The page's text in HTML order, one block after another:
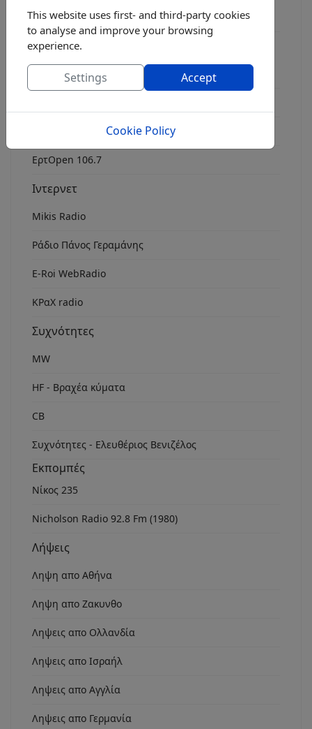
Radio Asyrmatos 1134 khz
FM stereo
Ράδιο fm7
ΕρτOpen 106.7
Ιντερνετ
Mikis Radio
Ράδιο Πάνος Γεραμάνης
Ε-Roi WebRadio
ΚΡαΧ radio
Συχνότητες
MW
HF - Βραχέα κύματα
CB
Συχνότητες - Ελευθέριος Βενιζέλος
Εκπομπές
Νίκος 235
Nicholson Radio 92.8 Fm (1980)
Λήψεις
Ληψη απο Αθήνα
Ληψη απο Ζακυνθο
Ληψεις απο Ολλανδία
Ληψεις απο Ισραήλ
Ληψεις απο Αγγλία
Ληψεις απο Γερμανία
This website uses first- and third-party cookies
to analyse and improve your browsing
experience.
Settings Accept
Cookie Policy